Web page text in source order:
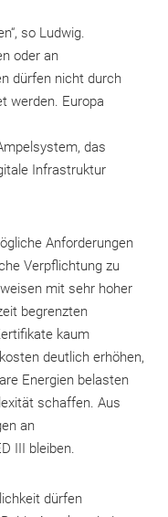
so Ludwig.
oder an
dürfen nicht durch
werden. Europa
das
Infrastruktur
Anforderungen
Verpflichtung zu
mit sehr hoher
begrenzten
kaum
deutlich erhöhen,
Energien belasten
schaffen. Aus
an
III bleiben.
dürfen